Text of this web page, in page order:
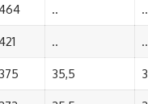
.. ..
.. ..
35,5